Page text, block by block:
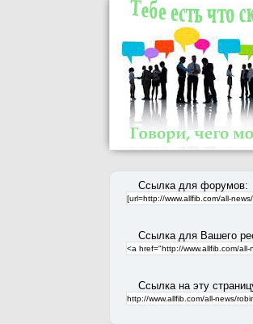
Ссылка для форумов:
Ссылка для Вашего
Ссылка на эту